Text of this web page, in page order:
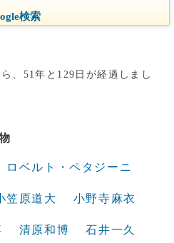
検索
、51年と129日が経過しまし
ロベルト・ペタジーニ
笠原道大 小野寺麻衣
清原和博 石井一久